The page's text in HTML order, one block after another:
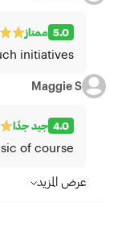
5.0 ممتاز
initiatives!!!
Maggie S
4.0 جيد جدًا
of course.
عرض المزيد